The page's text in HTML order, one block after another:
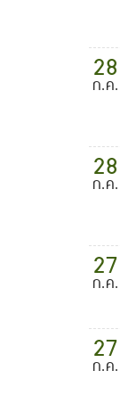
28
ก.ค.
28
ก.ค.
27
ก.ค.
27
ก.ค.